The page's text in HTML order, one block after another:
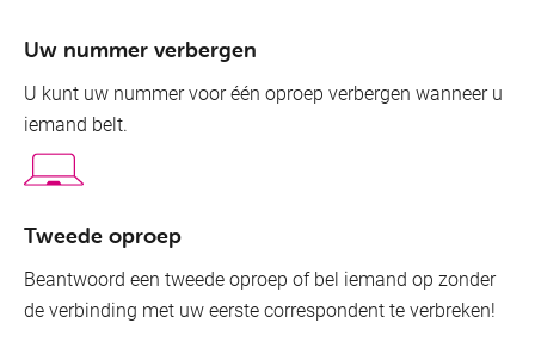
Uw nummer verbergen
U kunt uw nummer voor één oproep verbergen wanneer u
iemand belt.
Tweede oproep
Beantwoord een tweede oproep of bel iemand op zonder
de verbinding met uw eerste correspondent te verbreken!